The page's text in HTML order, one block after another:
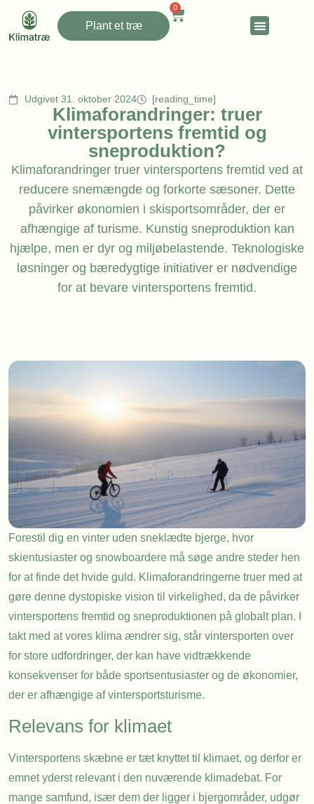
Plant et træ
0
Udgivet 31. oktober 2024 [reading_time]
Klimaforandringer: truer
vintersportens fremtid og
sneproduktion?
Klimaforandringer truer vintersportens fremtid ved at
reducere snemængde og forkorte sæsoner. Dette
påvirker økonomien i skisportsområder, der er
afhængige af turisme. Kunstig sneproduktion kan
hjælpe, men er dyr og miljøbelastende. Teknologiske
løsninger og bæredygtige initiativer er nødvendige
for at bevare vintersportens fremtid.
Forestil dig en vinter uden sneklædte bjerge, hvor
skientusiaster og snowboardere må søge andre steder hen
for at finde det hvide guld. Klimaforandringerne truer med at
gøre denne dystopiske vision til virkelighed, da de påvirker
vintersportens fremtid og sneproduktionen på globalt plan. I
takt med at vores klima ændrer sig, står vintersporten over
for store udfordringer, der kan have vidtrækkende
konsekvenser for både sportsentusiaster og de økonomier,
der er afhængige af vintersportsturisme.
Relevans for klimaet
Vintersportens skæbne er tæt knyttet til klimaet, og derfor er
emnet yderst relevant i den nuværende klimadebat. For
mange samfund, især dem der ligger i bjergområder, udgør